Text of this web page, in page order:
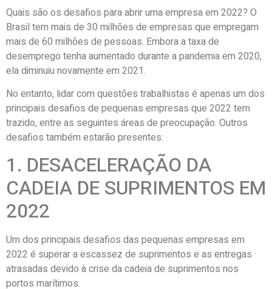
Quais são os desafios para abrir uma empresa em 2022? O
Brasil tem mais de 30 milhões de empresas que empregam
mais de 60 milhões de pessoas. Embora a taxa de
desemprego tenha aumentado durante a pandemia em 2020,
ela diminuiu novamente em 2021.
No entanto, lidar com questões trabalhistas é apenas um dos
principais desafios de pequenas empresas que 2022 tem
trazido, entre as seguintes áreas de preocupação. Outros
desafios também estarão presentes:
1. DESACELERAÇÃO DA
CADEIA DE SUPRIMENTOS EM
2022
Um dos principais desafios das pequenas empresas em
2022 é superar a escassez de suprimentos e as entregas
atrasadas devido à crise da cadeia de suprimentos nos
portos marítimos.